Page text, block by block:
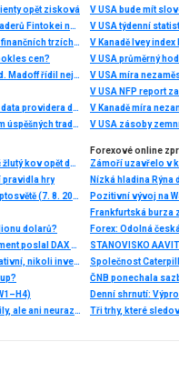
opět zisková
Léto v plném proudu, trhy také: Top 3 obchody traderů Fintokei na indexech a zlatě
Chamtivost a strach: Největší cenové pohyby na finančních trzích (červenec 2026)
cen?
Stvořil elitní klub, kde Ameriku obral o 65 miliard. Madoff řídil největší Ponzi dějin
Historická data, kde je získat, jak připojit svého data providera do MultiCharts a proč je budeme potřebovat? (4. díl)
Jak obchodují profíci: Fibonacci trading - systém úspěšných traderů
V USA bude mít
V USA týdenní
V Kanadě Ivey index
V USA průměrný
V USA míra
V USA NFP report
V Kanadě míra
V USA zásoby
Zlato vyráží k novým maximům: Tři důvody, proč žlutý kov opět dominuje
pravidla hry
Krypto šeptanda: Co přinesl poslední týden v kryptosvětě (7. 8. 2026)
dolarů?
Analýza DAX, Nasdaq, EUR/USD: Zlepšený sentiment poslal DAX na nová maxima
Praktické okénko: Bitcoin aktuálně jako spekulativní, nikoli investiční aktivum
Akciová analýza: Výsledky McDonald’s nepotěšily, ale ani neurazily. Jakou vizi společnost prezentovala?
Forexové online
Nízká hladina
Pozitivní vývoj na
Frankfurtská burza
Denní shrnutí:
Tři trhy, které